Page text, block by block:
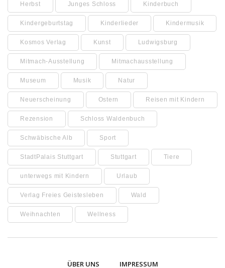
Herbst Junges Schloss Kinderbuch
Kindergeburtstag Kinderlieder Kindermusik
Kosmos Verlag Kunst Ludwigsburg
Mitmach-Ausstellung Mitmachausstellung
Museum Musik Natur
Neuerscheinung Ostern Reisen mit Kindern
Rezension Schloss Waldenbuch
Schwäbische Alb Sport
StadtPalais Stuttgart Stuttgart Tiere
unterwegs mit Kindern Urlaub
Verlag Freies Geistesleben Wald
Weihnachten Wellness
ÜBER UNS IMPRESSUM